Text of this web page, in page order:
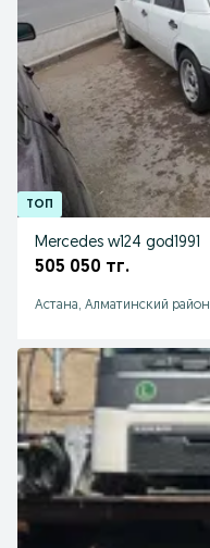
Mercedes w124 god1991
505 050 тг.
Астана, Алматинский район